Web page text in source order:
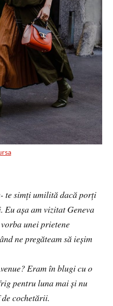
te simți umilită dacă porți
așa am vizitat Geneva
unei prietene
ne pregăteam să ieșim
Eram în blugi cu o
pentru luna mai și nu
cochetării.